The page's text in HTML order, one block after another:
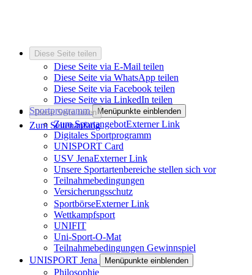
Diese Seite teilen
Diese Seite via E-Mail teilen
Diese Seite via WhatsApp teilen
Diese Seite via Facebook teilen
Diese Seite via LinkedIn teilen
Diese Seite teilen
Zum Seitenanfang
Sportprogramm Menüpunkte einblenden
Zum SportangebotExterner Link
Digitales Sportprogramm
UNISPORT Card
USV JenaExterner Link
Unsere Sportartenbereiche stellen sich vor
Teilnahmebedingungen
Versicherungsschutz
SportbörseExterner Link
Wettkampfsport
UNIFIT
Uni-Sport-O-Mat
Teilnahmebedingungen Gewinnspiel
UNISPORT Jena
Menüpunkte einblenden
Philosophie